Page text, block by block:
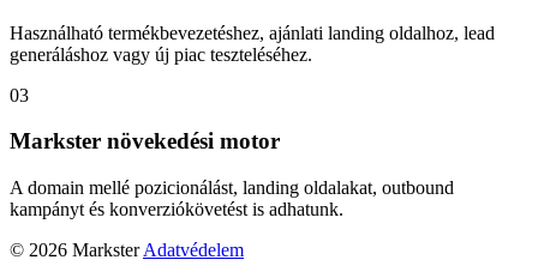
Használható termékbevezetéshez, ajánlati landing oldalhoz, lead
generáláshoz vagy új piac teszteléséhez.
03
Markster növekedési motor
A domain mellé pozicionálást, landing oldalakat, outbound
kampányt és konverziókövetést is adhatunk.
© 2026 Markster Adatvédelem